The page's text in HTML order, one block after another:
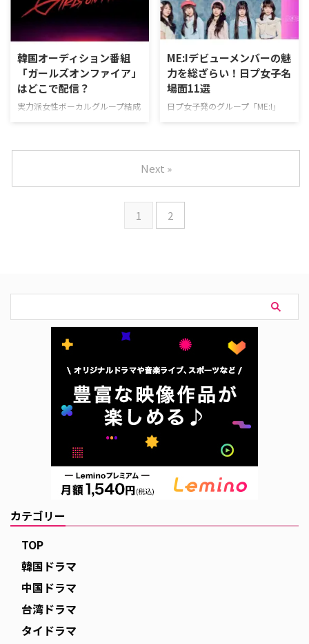
るのにおすすめの動画配信サービ
スは「ABEMAプレミアム」。
「MA1」の配信は、ABEMA独占。
サービスで視聴することはできな
い。しかも、日韓同時に配信され
るため、リアルタイムで最新エピ
ソードを視聴することが可能なの
LAND2」を視聴するのにおすすめ
の動画配信サービスは「ABEMA
プレミアム」。 「I-LAND2」の配
ABEMA以外の動画配信サービス
で視聴することはできない。しか
も、日韓同時に配信されるため、
リアルタイムで最新エピソードを
韓国オーディション番組
「ガールズオンファイア」
はどこで配信？
実力派女性ボーカルグループ結成
プロジェクト「GIRLSON
を視聴できる動画配信サービスを
つどこで配信？ 「GIRLSON
FIRE（ガールズオンファイア）」
は、Lemino（レミノ）にて、4月
16日（火）より日本独占無料配
ME:Iデビューメンバーの魅
力を総ざらい！日プ女子名
場面11選
日プ女子発のグループ「ME:I」
が、いよいよ2024年4月17日
『MIRAI』をリリース。ここで
プ女子をリアタイ視聴していた筆
者が、ME:Iメンバーの魅力を日プ
女子の名場面と共に紹介する。
日プ女子のデビュー組「ME:I（ミ
ーアイ）」とは？メンバーは？
ルズグループ。グループ名は、新
しい日本の世代を代表する …
1 2
Next »
カテゴリー
TOP
韓国ドラマ
中国ドラマ
台湾ドラマ
タイドラマ